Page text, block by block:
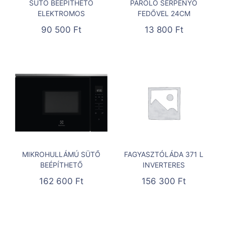
SÜTŐ BEÉPÍTHETŐ
ELEKTROMOS
90 500 Ft
PÁROLÓ SERPENYŐ
FEDŐVEL 24CM
13 800 Ft
MIKROHULLÁMÚ SÜTŐ
BEÉPÍTHETŐ
162 600 Ft
FAGYASZTÓLÁDA 371 L
INVERTERES
156 300 Ft